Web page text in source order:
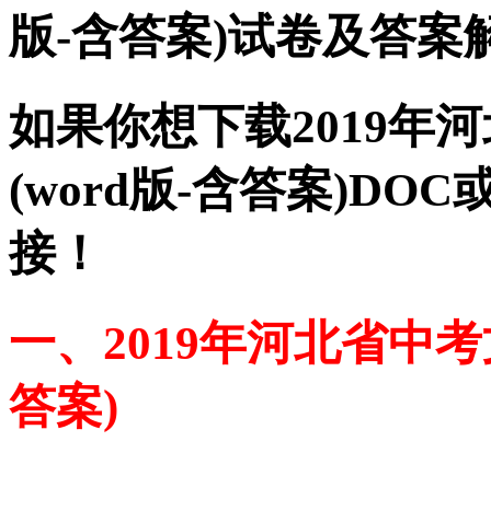
版-含答案)试卷及答案
如果你想下载2019年
(word版-含答案)DOC
接！
一、2019年河北省中
答案)